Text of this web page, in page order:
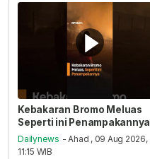
Kebakaran Bromo Meluas
Seperti ini Penampakannya
Dailynews - Ahad , 09 Aug 2026,
11:15 WIB